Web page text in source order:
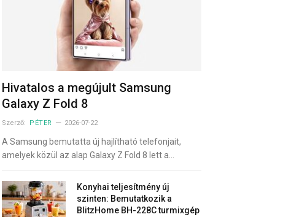
Hivatalos a megújult Samsung
Galaxy Z Fold 8
Szerző: PÉTER 2026-07-22
A Samsung bemutatta új hajlítható telefonjait,
amelyek közül az alap Galaxy Z Fold 8 lett a…
Konyhai teljesítmény új
szinten: Bemutatkozik a
BlitzHome BH-228C turmixgép